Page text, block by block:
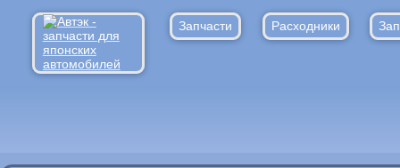
Запчасти Расходники